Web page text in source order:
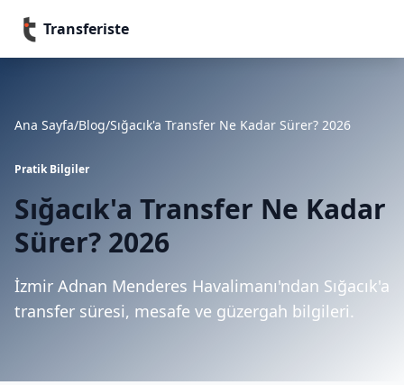
Transferiste
Ana Sayfa/Blog/Sığacık'a Transfer Ne Kadar Sürer? 2026
Pratik Bilgiler
Sığacık'a Transfer Ne Kadar
Sürer? 2026
İzmir Adnan Menderes Havalimanı'ndan Sığacık'a
transfer süresi, mesafe ve güzergah bilgileri.